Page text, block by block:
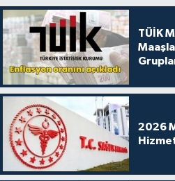
TÜİK
2026
Hizmet